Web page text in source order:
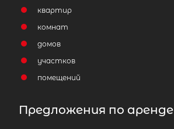
квартир
комнат
домов
участков
помещений
Предложения по аренде